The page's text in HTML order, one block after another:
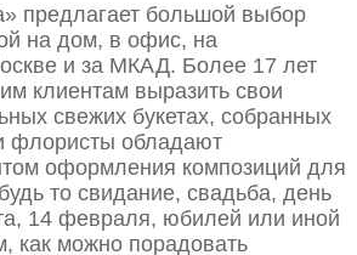
предлагает большой выбор
на дом, в офис, на
и за МКАД. Более 17 лет
клиентам выразить свои
свежих букетах, собранных
обладают
оформления композиций для
то свидание, свадьба, день
14 февраля, юбилей или иной
как можно порадовать